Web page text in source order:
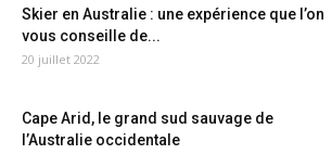
Skier en Australie : une expérience que l’on
vous conseille de...
20 juillet 2022
Cape Arid, le grand sud sauvage de
l’Australie occidentale